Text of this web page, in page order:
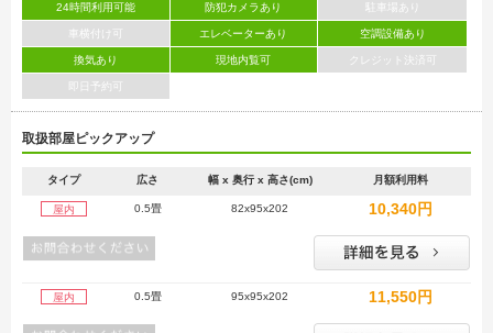
24時間利用可能 防犯カメラあり 駐車場あり
車横付け可 エレベーターあり 空調設備あり
換気あり 現地内覧可 クレジット決済可
即日予約可
取扱部屋ピックアップ
タイプ 広さ 幅 x 奥行 x 高さ(cm) 月額利用料
屋内 0.5畳 82x95x202 10,340円
屋内 0.5畳 95x95x202 11,550円